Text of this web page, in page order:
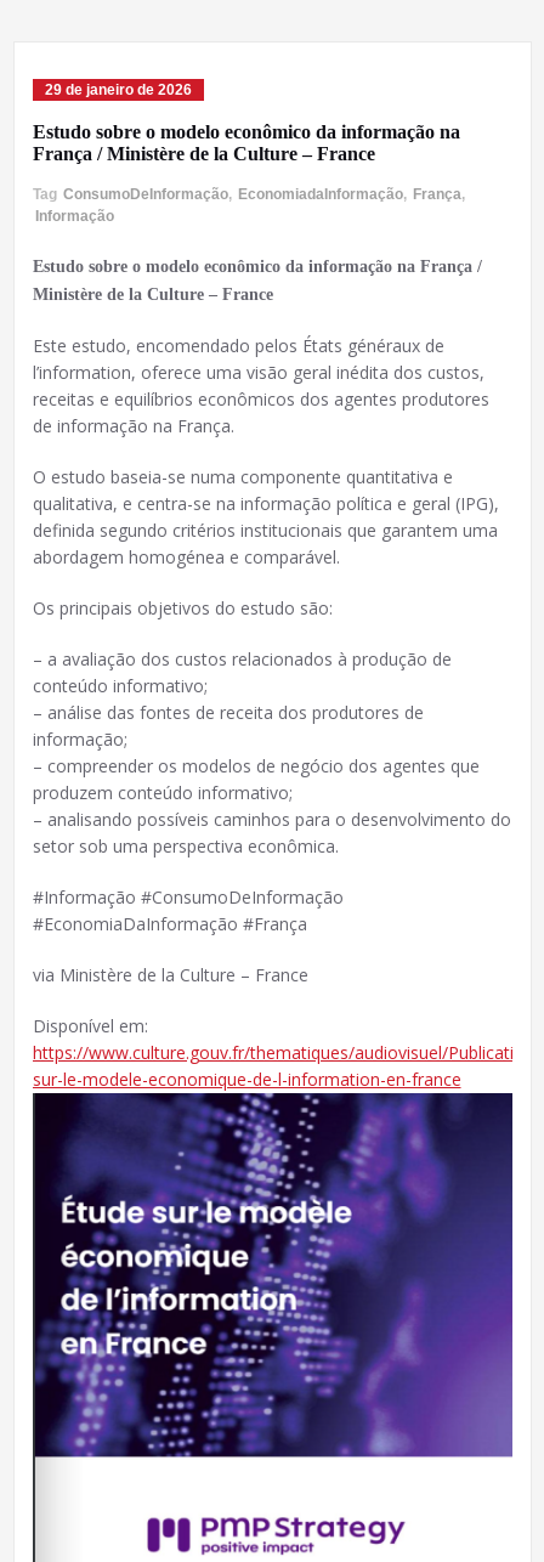
29 de janeiro de 2026
Estudo sobre o modelo econômico da informação na
França / Ministère de la Culture – France
Tag ConsumoDeInformação, EconomiadaInformação, França,
Informação
Estudo sobre o modelo econômico da informação na França /
Ministère de la Culture – France
Este estudo, encomendado pelos États généraux de
l’information, oferece uma visão geral inédita dos custos,
receitas e equilíbrios econômicos dos agentes produtores
de informação na França.
O estudo baseia-se numa componente quantitativa e
qualitativa, e centra-se na informação política e geral (IPG),
definida segundo critérios institucionais que garantem uma
abordagem homogénea e comparável.
Os principais objetivos do estudo são:
– a avaliação dos custos relacionados à produção de
conteúdo informativo;
– análise das fontes de receita dos produtores de
informação;
– compreender os modelos de negócio dos agentes que
produzem conteúdo informativo;
– analisando possíveis caminhos para o desenvolvimento do
setor sob uma perspectiva econômica.
#Informação #ConsumoDeInformação
#EconomiaDaInformação #França
via Ministère de la Culture – France
Disponível em:
https://www.culture.gouv.fr/thematiques/audiovisuel/
sur-le-modele-economique-de-l-information-en-france